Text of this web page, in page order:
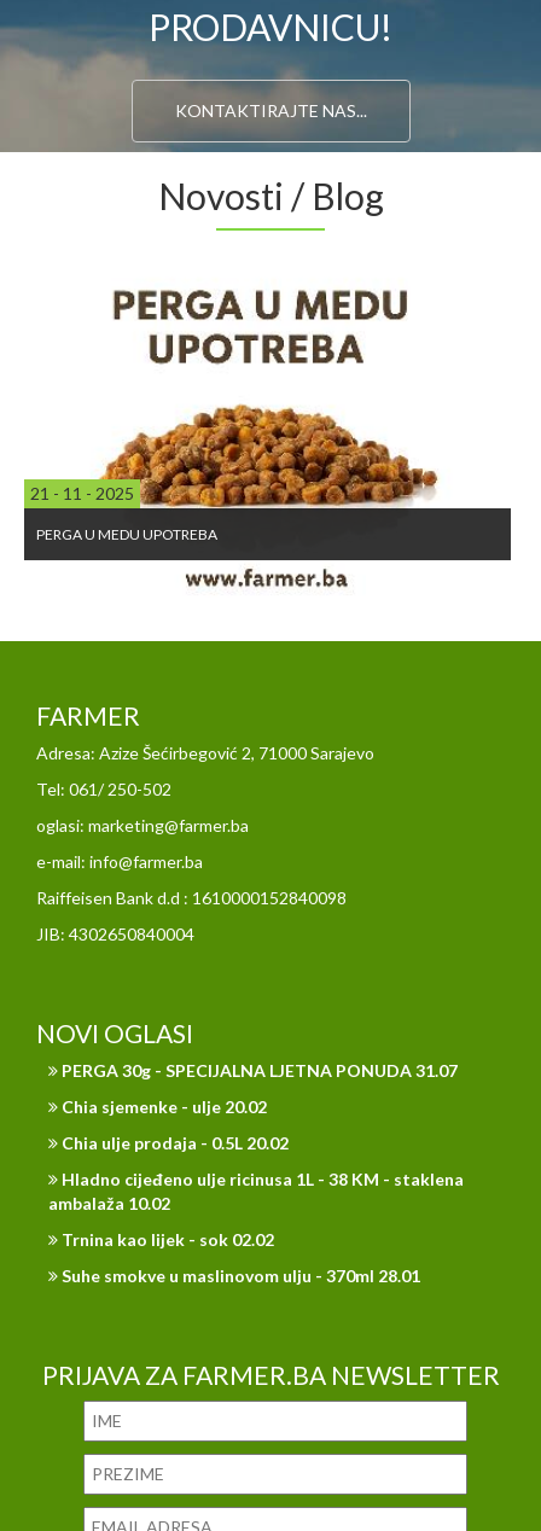
PRODAVNICU!
KONTAKTIRAJTE NAS...
Novosti / Blog
21 - 11 - 2025
PERGA U MEDU UPOTREBA
FARMER
Adresa: Azize Šećirbegović 2, 71000 Sarajevo
Tel: 061/ 250-502
oglasi: marketing@farmer.ba
e-mail: info@farmer.ba
Raiffeisen Bank d.d : 1610000152840098
JIB: 4302650840004
NOVI OGLASI
PERGA 30g - SPECIJALNA LJETNA PONUDA 31.07
Chia sjemenke - ulje 20.02
Chia ulje prodaja - 0.5L 20.02
Hladno cijeđeno ulje ricinusa 1L - 38 KM - staklena
ambalaža 10.02
Trnina kao lijek - sok 02.02
Suhe smokve u maslinovom ulju - 370ml 28.01
PRIJAVA ZA FARMER.BA NEWSLETTER